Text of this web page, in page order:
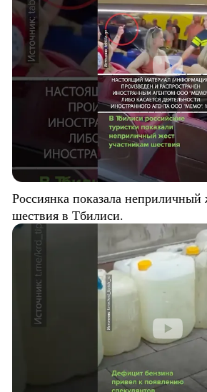
Россиянка показала неприличный
шествия в Тбилиси.